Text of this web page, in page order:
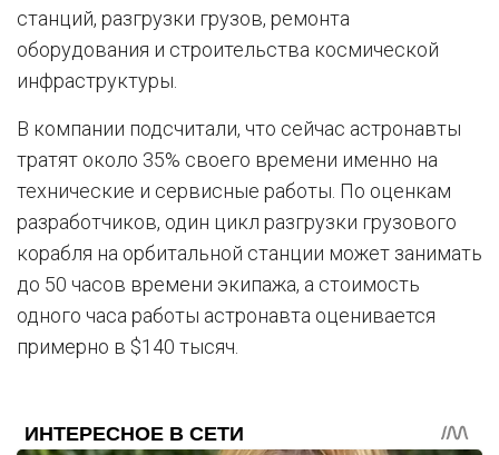
станций, разгрузки грузов, ремонта
оборудования и строительства космической
инфраструктуры.
В компании подсчитали, что сейчас астронавты
тратят около 35% своего времени именно на
технические и сервисные работы. По оценкам
разработчиков, один цикл разгрузки грузового
корабля на орбитальной станции может занимать
до 50 часов времени экипажа, а стоимость
одного часа работы астронавта оценивается
примерно в $140 тысяч.